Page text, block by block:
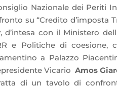
Nazionale dei Periti
su “Credito d’imposta
d’intesa con il Ministero
e Politiche di coesione,
a Palazzo
Vicario Amos
di un tavolo di